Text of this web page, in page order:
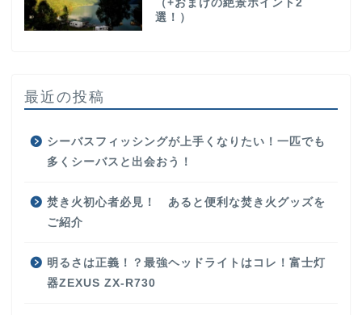
（+おまけの絶景ポイント2
選！）
最近の投稿
シーバスフィッシングが上手くなりたい！一匹でも
多くシーバスと出会おう！
焚き火初心者必見！ あると便利な焚き火グッズを
ご紹介
明るさは正義！？最強ヘッドライトはコレ！富士灯
器ZEXUS ZX-R730